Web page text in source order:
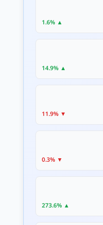
▲ 1.6%
▲ 14.9%
▼ 11.9%
▼ 0.3%
▲ 273.6%